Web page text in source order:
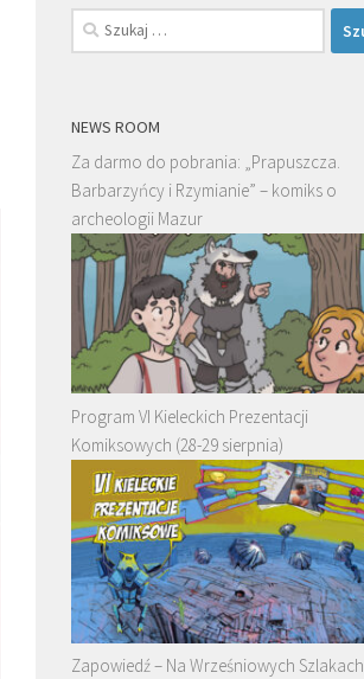
Szukaj:
NEWS ROOM
Za darmo do pobrania: „Prapuszcza.
Barbarzyńcy i Rzymianie” – komiks o
archeologii Mazur
Program VI Kieleckich Prezentacji
Komiksowych (28-29 sierpnia)
Zapowiedź – Na Wrześniowych Szlakach